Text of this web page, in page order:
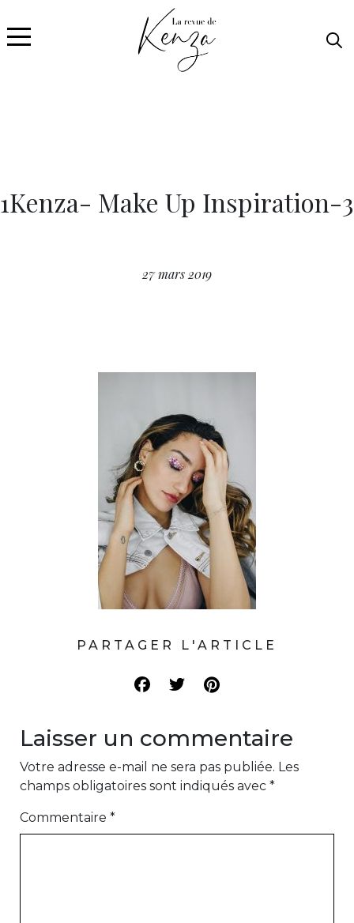
1Kenza- Make Up Inspiration-3
27 mars 2019
PARTAGER L'ARTICLE
Laisser un commentaire
Votre adresse e-mail ne sera pas publiée. Les
champs obligatoires sont indiqués avec *
Commentaire *